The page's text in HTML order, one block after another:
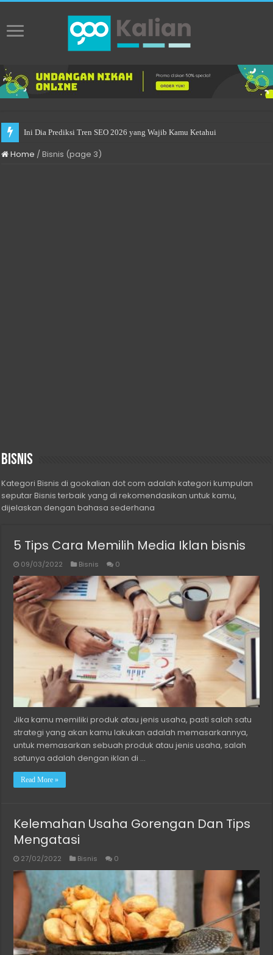
Practical Choices for Renting a Room in Singapore
Home / Bisnis (page 3)
Bisnis
Kategori Bisnis di gookalian dot com adalah kategori kumpulan
seputar Bisnis terbaik yang di rekomendasikan untuk kamu,
dijelaskan dengan bahasa sederhana
5 Tips Cara Memilih Media Iklan bisnis
09/03/2022 Bisnis 0
Jika kamu memiliki produk atau jenis usaha, pasti salah satu
strategi yang akan kamu lakukan adalah memasarkannya,
untuk memasarkan sebuah produk atau jenis usaha, salah
satunya adalah dengan iklan di …
Read More »
Kelemahan Usaha Gorengan Dan Tips
Mengatasi
27/02/2022 Bisnis 0